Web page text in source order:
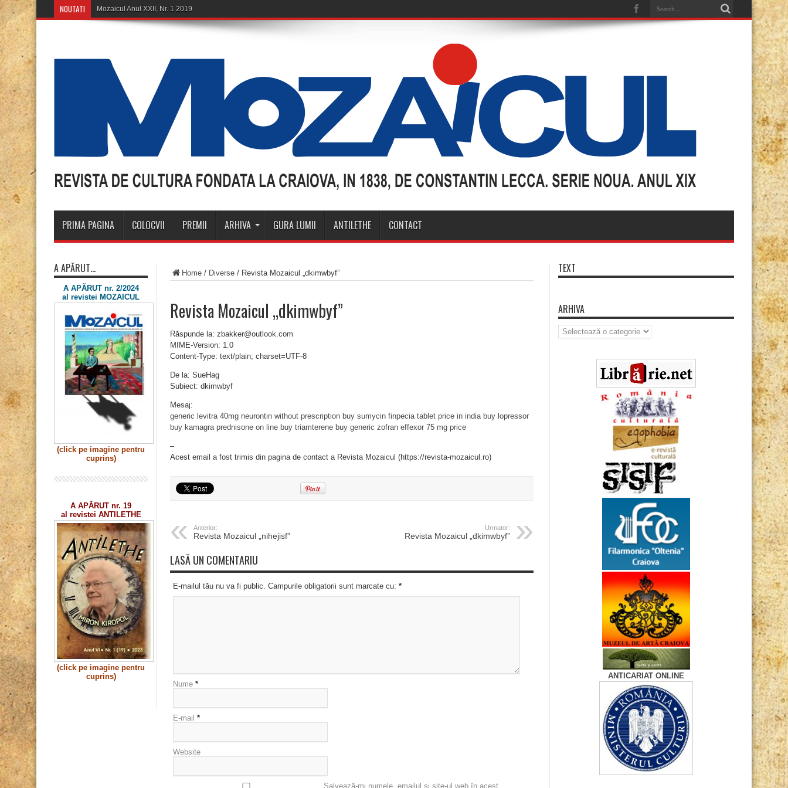
NOUTATI Mozaicul Anul XXII, Nr. 1 2019
PRIMA PAGINA COLOCVII PREMII ARHIVA GURA LUMII ANTILETHE CONTACT
Home / Diverse / Revista Mozaicul „dkimwbyf”
Revista Mozaicul „dkimwbyf”
Răspunde la: zbakker@outlook.com
MIME-Version: 1.0
Content-Type: text/plain; charset=UTF-8
De la: SueHag
Subiect: dkimwbyf
Mesaj:
generic levitra 40mg neurontin without prescription buy sumycin finpecia tablet price in india buy lopressor
buy kamagra prednisone on line buy triamterene buy generic zofran effexor 75 mg price
–
Acest email a fost trimis din pagina de contact a Revista Mozaicul (https://revista-mozaicul.ro)
Anterior:
Revista Mozaicul „nihejisf”
Urmator:
Revista Mozaicul „dkimwbyf”
LASĂ UN COMENTARIU
E-mailul tău nu va fi public. Campurile obligatorii sunt marcate cu: *
Nume *
E-mail *
Website
Salvează-mi numele, emailul și site-ul web în acest
A APĂRUT…
A APĂRUT nr. 2/2024
al revistei MOZAICUL
(click pe imagine pentru
cuprins)
A APĂRUT nr. 19
al revistei ANTILETHE
(click pe imagine pentru
cuprins)
TEXT
ARHIVA
Arhiva
ANTICARIAT ONLINE